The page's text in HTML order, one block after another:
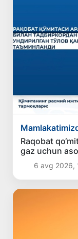
Raqobat
gaz uchun
ta’minlandi
6 avg 2026,